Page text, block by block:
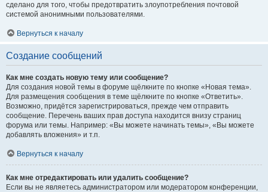
сделано для того, чтобы предотвратить злоупотребления почтовой
системой анонимными пользователями.
Вернуться к началу
Создание сообщений
Как мне создать новую тему или сообщение?
Для создания новой темы в форуме щёлкните по кнопке «Новая тема».
Для размещения сообщения в теме щёлкните по кнопке «Ответить».
Возможно, придётся зарегистрироваться, прежде чем отправить
сообщение. Перечень ваших прав доступа находится внизу страниц
форума или темы. Например: «Вы можете начинать темы», «Вы можете
добавлять вложения» и т.п.
Вернуться к началу
Как мне отредактировать или удалить сообщение?
Если вы не являетесь администратором или модератором конференции,